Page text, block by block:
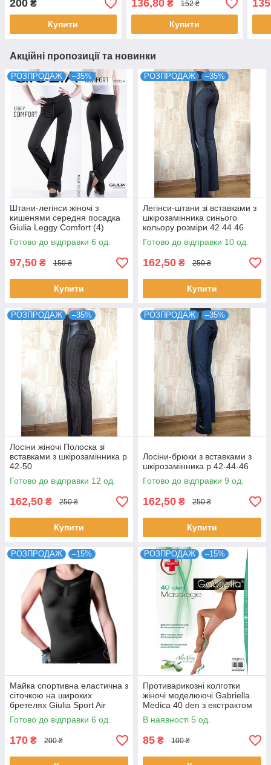
розміри M L
200 ₴
Купити
136,80₴ 152 ₴
Купити
135
Акційні пропозиції та новинки
РОЗПРОДАЖ –35%
Штани-легінси жіночі з
кишенями середня посадка
Giulia Leggy Comfort (4)
чорного кольору розміри XS
S
Готово до відправки 6 од.
97,50 ₴ 150 ₴
Купити
РОЗПРОДАЖ –35%
Легінси-штани зі вставками з
шкірозамінника синього
кольору розміри 42 44 46
Готово до відправки 10 од.
162,50 ₴ 250 ₴
Купити
РОЗПРОДАЖ –35%
Лосіни жіночі Полоска зі
вставками з шкірозамінника р
42-50
Готово до відправки 12 од.
162,50 ₴ 250 ₴
Купити
РОЗПРОДАЖ –35%
Лосіни-брюки з вставками з
шкірозамінника р 42-44-46
Готово до відправки 9 од.
162,50 ₴ 250 ₴
Купити
РОЗПРОДАЖ –15%
Майка спортивна еластична з
сіточкою на широких
бретелях Giulia Sport Air
чорного та рожевого кольорів
розмір S/M L/XL
Готово до відправки 6 од.
170 ₴ 200 ₴
РОЗПРОДАЖ –15%
Противарикозні колготки
жіночі моделюючі Gabriella
Medica 40 den з екстрактом
Aloe Vera розмір 2
В наявності 5 од.
85 ₴ 100 ₴